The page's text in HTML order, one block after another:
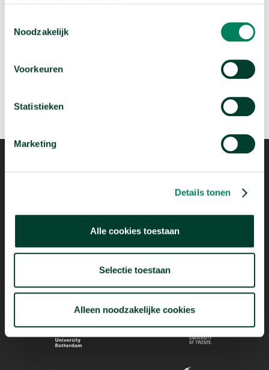
Noodzakelijk
Voorkeuren
Statistieken
Marketing
Details tonen
Alle cookies toestaan
Selectie toestaan
Alleen noodzakelijke cookies
Mogelijk dankzij